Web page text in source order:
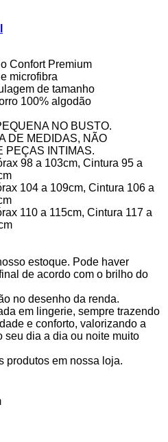
Confort Premium
microfibra
de tamanho
100% algodão
NO BUSTO.
DE MEDIDAS, NÃO
PEÇAS INTIMAS.
98 a 103cm, Cintura 95 a
104 a 109cm, Cintura 106 a
110 a 115cm, Cintura 117 a
estoque. Pode haver
de acordo com o brilho do
no desenho da renda.
em lingerie, sempre trazendo
e conforto, valorizando a
seu dia a dia ou noite muito
produtos em nossa loja.